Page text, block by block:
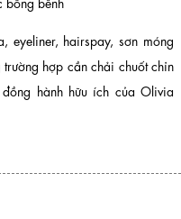
eyeliner, hairspay, sơn móng
hợp cần chải chuốt chỉn
hành hữu ích của Olivia